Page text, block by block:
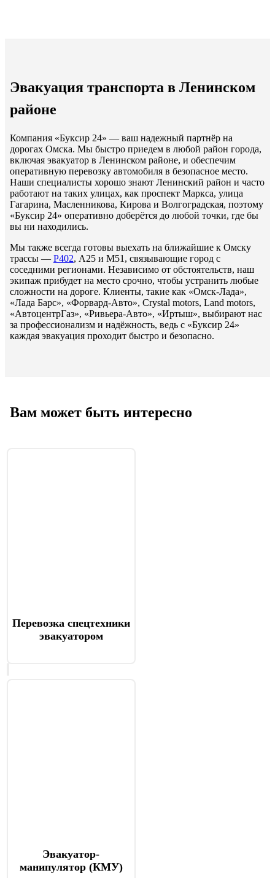
Эвакуация транспорта в Ленинском
районе
Компания «Буксир 24» — ваш надежный партнёр на
дорогах Омска. Мы быстро приедем в любой район города,
включая эвакуатор в Ленинском районе, и обеспечим
оперативную перевозку автомобиля в безопасное место.
Наши специалисты хорошо знают Ленинский район и часто
работают на таких улицах, как проспект Маркса, улица
Гагарина, Масленникова, Кирова и Волгоградская, поэтому
«Буксир 24» оперативно доберётся до любой точки, где бы
вы ни находились.
Мы также всегда готовы выехать на ближайшие к Омску
трассы — Р402, А25 и М51, связывающие город с
соседними регионами. Независимо от обстоятельств, наш
экипаж прибудет на место срочно, чтобы устранить любые
сложности на дороге. Клиенты, такие как «Омск-Лада»,
«Лада Барс», «Форвард-Авто», Crystal motors, Land motors,
«АвтоцентрГаз», «Ривьера-Авто», «Иртыш», выбирают нас
за профессионализм и надёжность, ведь с «Буксир 24»
каждая эвакуация проходит быстро и безопасно.
Вам может быть интересно
Перевозка спецтехники
эвакуатором
Эвакуатор-
манипулятор (КМУ)